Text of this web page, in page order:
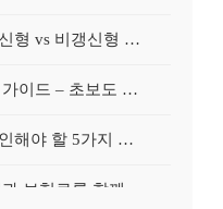
암보험비교사이트로 보는 갱신형 vs 비갱신형 암보험 차이
암보험비교사이트 이용 방법 가이드 – 초보도 쉽게 비교하는 순서
암보험비교사이트에서 꼭 확인해야 할 5가지 비교 포인트